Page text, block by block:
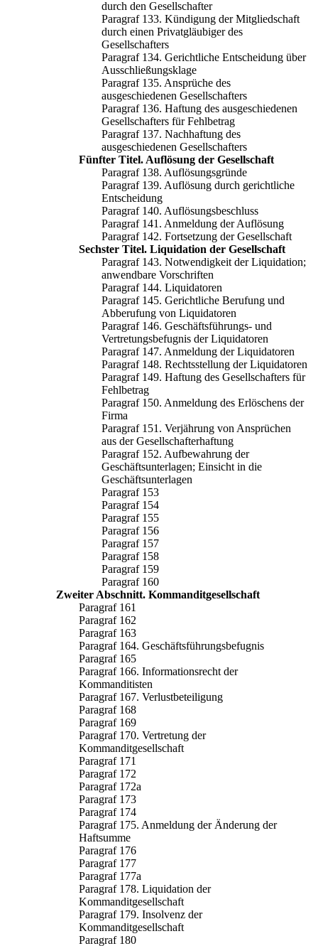
durch den Gesellschafter
Paragraf 133. Kündigung der Mitgliedschaft
durch einen Privatgläubiger des
Gesellschafters
Paragraf 134. Gerichtliche Entscheidung über
Ausschließungsklage
Paragraf 135. Ansprüche des
ausgeschiedenen Gesellschafters
Paragraf 136. Haftung des ausgeschiedenen
Gesellschafters für Fehlbetrag
Paragraf 137. Nachhaftung des
ausgeschiedenen Gesellschafters
Fünfter Titel. Auflösung der Gesellschaft
Paragraf 138. Auflösungsgründe
Paragraf 139. Auflösung durch gerichtliche
Entscheidung
Paragraf 140. Auflösungsbeschluss
Paragraf 141. Anmeldung der Auflösung
Paragraf 142. Fortsetzung der Gesellschaft
Sechster Titel. Liquidation der Gesellschaft
Paragraf 143. Notwendigkeit der Liquidation;
anwendbare Vorschriften
Paragraf 144. Liquidatoren
Paragraf 145. Gerichtliche Berufung und
Abberufung von Liquidatoren
Paragraf 146. Geschäftsführungs- und
Vertretungsbefugnis der Liquidatoren
Paragraf 147. Anmeldung der Liquidatoren
Paragraf 148. Rechtsstellung der Liquidatoren
Paragraf 149. Haftung des Gesellschafters für
Fehlbetrag
Paragraf 150. Anmeldung des Erlöschens der
Firma
Paragraf 151. Verjährung von Ansprüchen
aus der Gesellschafterhaftung
Paragraf 152. Aufbewahrung der
Geschäftsunterlagen; Einsicht in die
Geschäftsunterlagen
Paragraf 153
Paragraf 154
Paragraf 155
Paragraf 156
Paragraf 157
Paragraf 158
Paragraf 159
Paragraf 160
Zweiter Abschnitt. Kommanditgesellschaft
Paragraf 161
Paragraf 162
Paragraf 163
Paragraf 164. Geschäftsführungsbefugnis
Paragraf 165
Paragraf 166. Informationsrecht der
Kommanditisten
Paragraf 167. Verlustbeteiligung
Paragraf 168
Paragraf 169
Paragraf 170. Vertretung der
Kommanditgesellschaft
Paragraf 171
Paragraf 172
Paragraf 172a
Paragraf 173
Paragraf 174
Paragraf 175. Anmeldung der Änderung der
Haftsumme
Paragraf 176
Paragraf 177
Paragraf 177a
Paragraf 178. Liquidation der
Kommanditgesellschaft
Paragraf 179. Insolvenz der
Kommanditgesellschaft
Paragraf 180